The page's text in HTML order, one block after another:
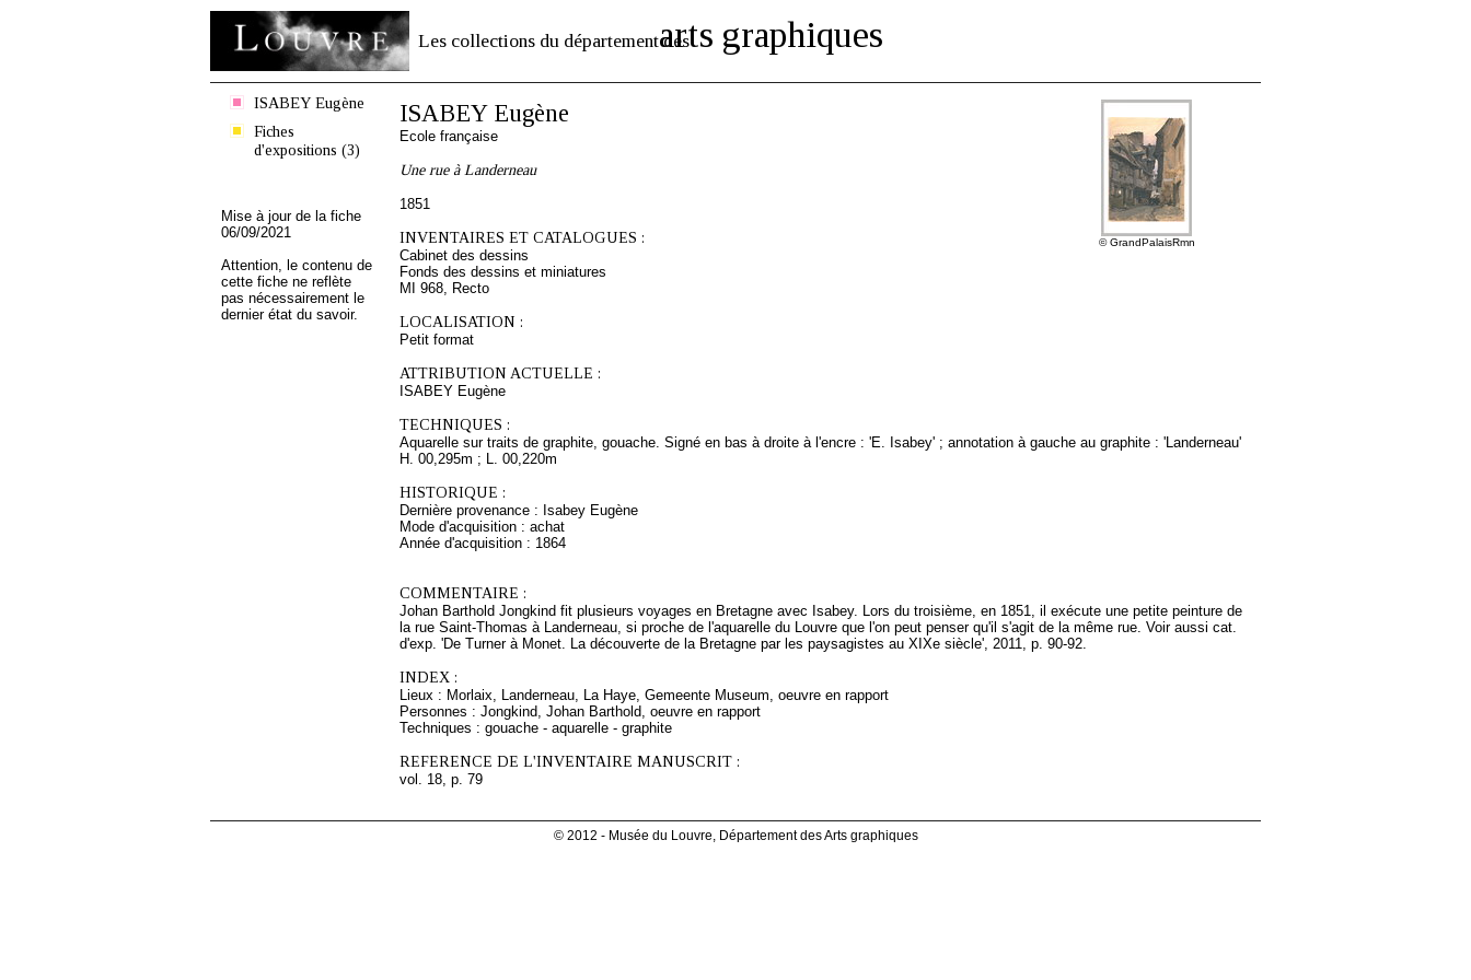
Les collections du département desarts graphiques
ISABEY Eugène
Fiches
d'expositions (3)
Mise à jour de la fiche
06/09/2021
Attention, le contenu de
cette fiche ne reflète
pas nécessairement le
dernier état du savoir.
© GrandPalaisRmn
ISABEY Eugène
Ecole française
Une rue à Landerneau
1851
INVENTAIRES ET CATALOGUES :
Cabinet des dessins
Fonds des dessins et miniatures
MI 968, Recto
LOCALISATION :
Petit format
ATTRIBUTION ACTUELLE :
ISABEY Eugène
TECHNIQUES :
Aquarelle sur traits de graphite, gouache. Signé en bas à droite à l'encre : 'E. Isabey' ; annotation à gauche au graphite : 'Landerneau'
H. 00,295m ; L. 00,220m
HISTORIQUE :
Dernière provenance : Isabey Eugène
Mode d'acquisition : achat
Année d'acquisition : 1864
COMMENTAIRE :
Johan Barthold Jongkind fit plusieurs voyages en Bretagne avec Isabey. Lors du troisième, en 1851, il exécute une petite peinture de
la rue Saint-Thomas à Landerneau, si proche de l'aquarelle du Louvre que l'on peut penser qu'il s'agit de la même rue. Voir aussi cat.
d'exp. 'De Turner à Monet. La découverte de la Bretagne par les paysagistes au XIXe siècle', 2011, p. 90-92.
INDEX :
Lieux : Morlaix, Landerneau, La Haye, Gemeente Museum, oeuvre en rapport
Personnes : Jongkind, Johan Barthold, oeuvre en rapport
Techniques : gouache - aquarelle - graphite
REFERENCE DE L'INVENTAIRE MANUSCRIT :
vol. 18, p. 79
© 2012 - Musée du Louvre, Département des Arts graphiques